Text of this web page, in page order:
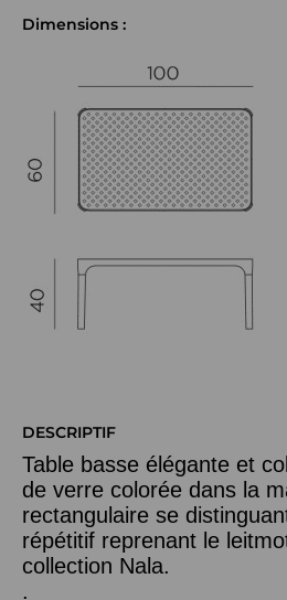
Dimensions :
DESCRIPTIF
Table basse élégante et
de verre colorée dans la
rectangulaire se
répétitif reprenant le
collection Nala.
.